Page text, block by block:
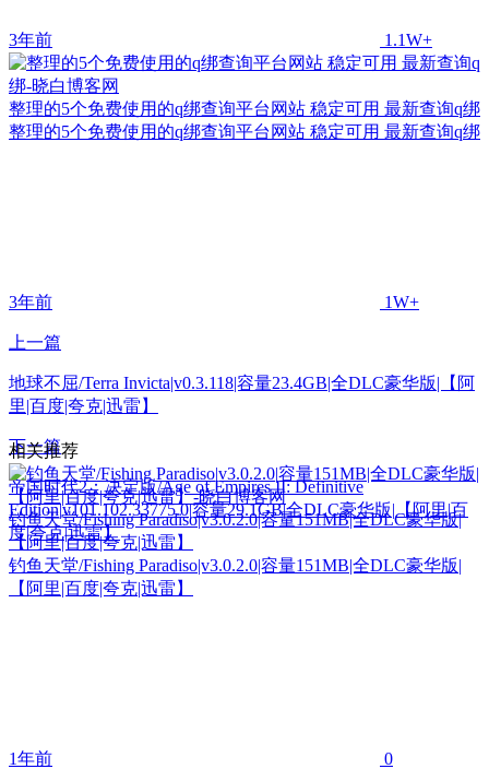
3年前 1.1W+
整理的5个免费使用的q绑查询平台网站 稳定可用 最新查询q绑
整理的5个免费使用的q绑查询平台网站 稳定可用 最新查询q绑
3年前 1W+
上一篇
地球不屈/Terra Invicta|v0.3.118|容量23.4GB|全DLC豪华版|【阿
里|百度|夸克|迅雷】
下一篇
帝国时代2：决定版/Age of Empires II: Definitive
Edition|v101.102.33775.0|容量29.1GB|全DLC豪华版|【阿里|百
度|夸克|迅雷】
相关推荐
钓鱼天堂/Fishing Paradiso|v3.0.2.0|容量151MB|全DLC豪华版|
【阿里|百度|夸克|迅雷】
钓鱼天堂/Fishing Paradiso|v3.0.2.0|容量151MB|全DLC豪华版|
【阿里|百度|夸克|迅雷】
1年前 0